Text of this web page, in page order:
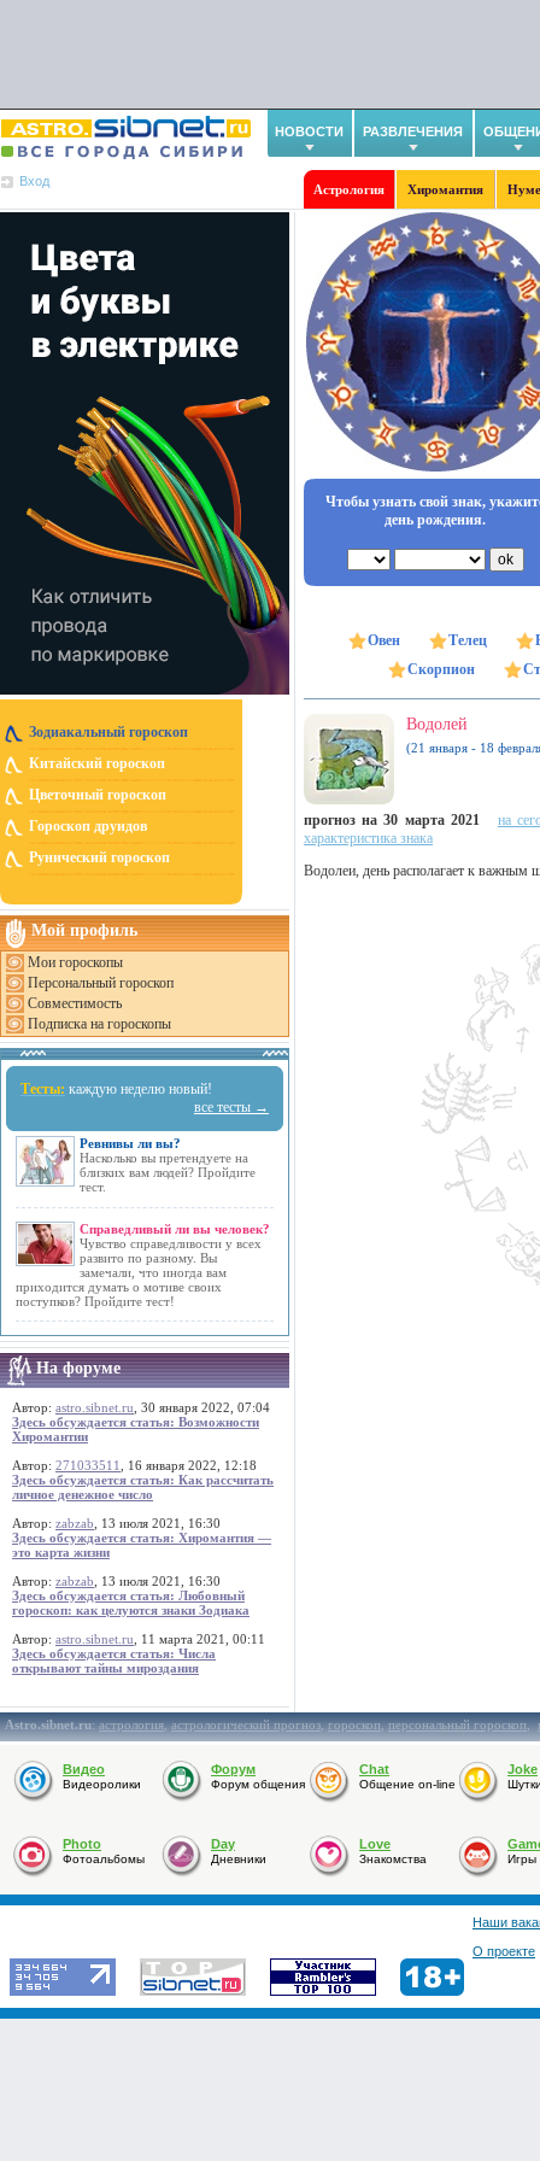
НОВОСТИ РАЗВЛЕЧЕНИЯ
Вход
Астрология Хиромантия
Зодиакальный гороскоп
Китайский гороскоп
Цветочный гороскоп
Гороскоп друидов
Рунический гороскоп
Мой профиль
Мои гороскопы
Персональный гороскоп
Совместимость
Подписка на гороскопы
Тесты: каждую неделю новый!
все тесты →
Ревнивы ли вы?
Насколько вы претендуете на
близких вам людей? Пройдите
тест.
Справедливый ли вы человек?
Чувство справедливости у всех
развито по разному. Вы
замечали, что иногда вам
приходится думать о мотиве своих
поступков? Пройдите тест!
На форуме
Автор: astro.sibnet.ru , 30 января 2022, 07:04
Здесь обсуждается статья: Возможности
Хиромантии
Автор: 271033511
, 16 января 2022, 12:18
Здесь обсуждается статья: Как рассчитать
личное денежное число
Автор: zabzab , 13 июля 2021, 16:30
Здесь обсуждается статья: Хиромантия —
это карта жизни
Автор: zabzab , 13 июля 2021, 16:30
Здесь обсуждается статья: Любовный
гороскоп: как целуются знаки Зодиака
Автор: astro.sibnet.ru , 11 марта 2021, 00:11
Здесь обсуждается статья: Числа
открывают тайны мироздания
Чтобы узнать свой знак,
день рождения.
Овен Телец
Скорпион
Водолей
(21 января - 18
прогноз на 30 марта 2021
на
характеристика знака
Водолеи, день располагает к важным
Astro.sibnet.ru:астрология,астрологический прогноз,гороскоп,персональный гороскоп,
Видео
Видеоролики
Форум
Форум общения
Chat
Общение on-line
Joke
Photo
Фотоальбомы
Day
Дневники
Love
Знакомства Игры
Наши
О проекте